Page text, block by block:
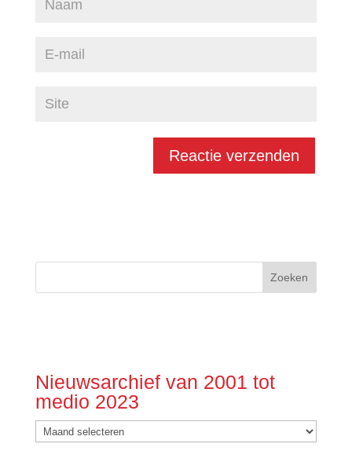
Nieuwsarchief van 2001 tot
medio 2023
Nieuwsarchief
van